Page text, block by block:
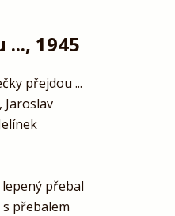
1945
přejdou ...
Jaroslav
přebal
s přebalem